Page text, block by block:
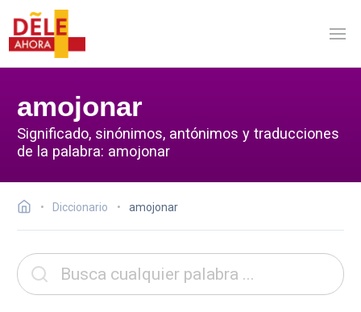
amojonar
Significado, sinónimos, antónimos y traducciones
de la palabra: amojonar
Diccionario amojonar